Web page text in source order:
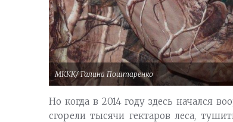
МККК/ Галина Поштаренко
Но когда в 2014 году здесь начался
сгорели тысячи гектаров леса,